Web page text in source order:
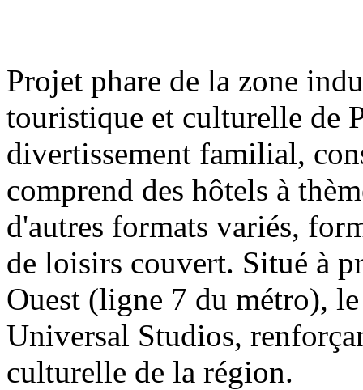
Projet phare de la zone
touristique et culturelle de
divertissement familial,
comprend des hôtels à
d'autres formats variés,
de loisirs couvert. Situé à
Ouest (ligne 7 du métro),
Universal Studios,
culturelle de la région.